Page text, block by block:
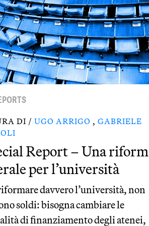
DI / UGO ARRIGO , GABRIELE
Report – Una
per l’università
davvero l’università, non
soldi: bisogna cambiare le
di finanziamento degli atenei,